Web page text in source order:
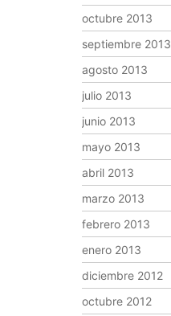
octubre 2013
septiembre 2013
agosto 2013
julio 2013
junio 2013
mayo 2013
abril 2013
marzo 2013
febrero 2013
enero 2013
diciembre 2012
octubre 2012